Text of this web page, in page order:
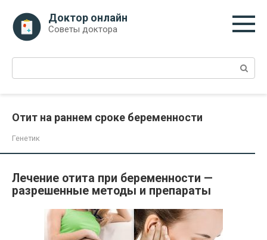
контенту
Доктор онлайн
Советы доктора
Поиск:
Отит на раннем сроке беременности
Генетик
Лечение отита при беременности —
разрешенные методы и препараты